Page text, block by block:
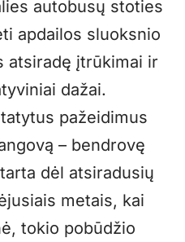
autobusų stoties
apdailos sluoksnio
atsiradę įtrūkimai ir
dažai.
pažeidimus
– bendrovę
dėl atsiradusių
metais, kai
tokio pobūdžio